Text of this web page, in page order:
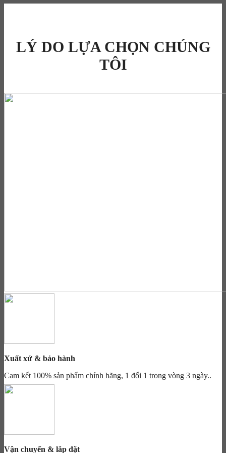
LÝ DO LỰA CHỌN CHÚNG
TÔI
Xuất xứ & bảo hành
Cam kết 100% sản phẩm chính hãng, 1 đổi 1 trong vòng 3 ngày..
Vận chuyển & lắp đặt